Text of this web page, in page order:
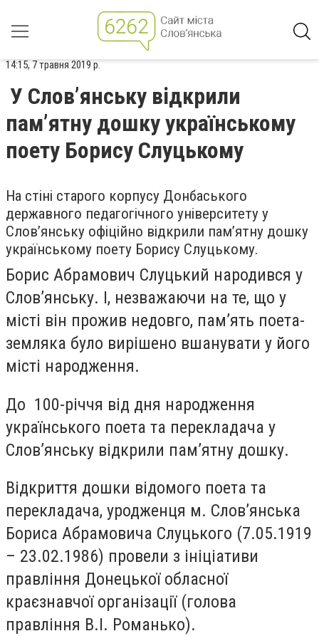
14:15, 7 травня 2019 р.
У Слов’янську відкрили
пам’ятну дошку українському
поету Борису Слуцькому
На стіні старого корпусу Донбаського
державного педагогічного університету у
Слов’янську офіційно відкрили пам’ятну дошку
українському поету Борису Слуцькому.
Борис Абрамович Слуцький народився у
Слов’янську. І, незважаючи на те, що у
місті він прожив недовго, пам’ять поета-
земляка було вирішено вшанувати у його
місті народження.
До 100-річчя від дня народження
українського поета та перекладача у
Слов’янську відкрили пам’ятну дошку.
Відкриття дошки відомого поета та
перекладача, уродженця м. Слов’янська
Бориса Абрамовича Слуцького (7.05.1919
– 23.02.1986) провели з ініціативи
правління Донецької обласної
краєзнавчої організації (голова
правління В.І. Романько).